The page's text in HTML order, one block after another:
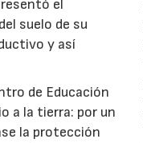
el
suelo de su
y así
de Educación
a la tierra: por un
la protección